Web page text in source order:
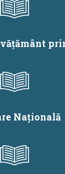
Națională